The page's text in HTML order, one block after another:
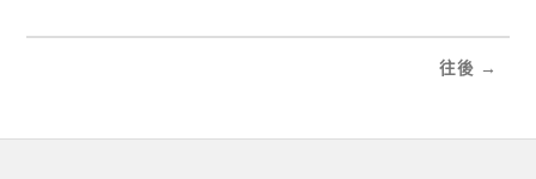
往後 →